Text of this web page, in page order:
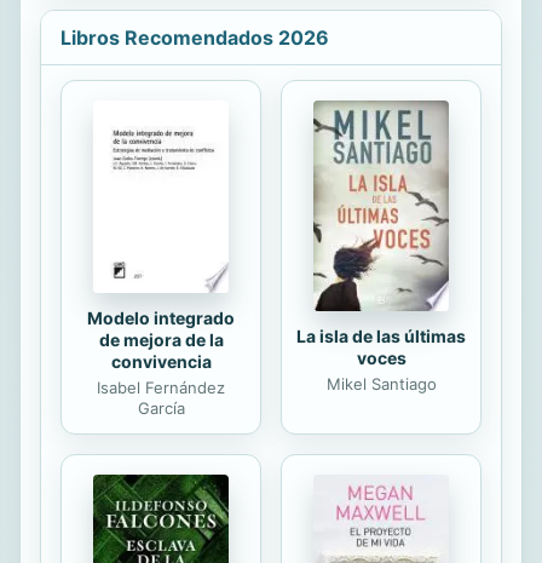
guieche la’dxi’lu’. Lúcani zadxe’lu ti
de cuento mexicano traducida a la
lengua Zapoteca del Istmo. Contiene
59 autores y más de 100 cuentos.
Los autores traducidos van desde
Julio Torri hasta Heriberto Yepez
pasando por Agustín...
Libros Recomendados 2026
Modelo integrado
de mejora de la
convivencia
Isabel Fernández
García
La isla de las últimas
voces
Mikel Santiago